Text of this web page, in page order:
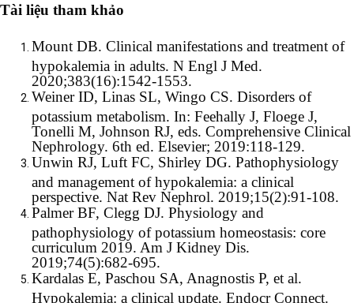
Tài liệu tham khảo
Mount DB. Clinical manifestations and treatment of
hypokalemia in adults. N Engl J Med.
2020;383(16):1542-1553.
Weiner ID, Linas SL, Wingo CS. Disorders of
potassium metabolism. In: Feehally J, Floege J,
Tonelli M, Johnson RJ, eds. Comprehensive Clinical
Nephrology. 6th ed. Elsevier; 2019:118-129.
Unwin RJ, Luft FC, Shirley DG. Pathophysiology
and management of hypokalemia: a clinical
perspective. Nat Rev Nephrol. 2019;15(2):91-108.
Palmer BF, Clegg DJ. Physiology and
pathophysiology of potassium homeostasis: core
curriculum 2019. Am J Kidney Dis.
2019;74(5):682-695.
Kardalas E, Paschou SA, Anagnostis P, et al.
Hypokalemia: a clinical update. Endocr Connect.